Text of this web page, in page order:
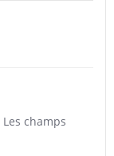
Les champs